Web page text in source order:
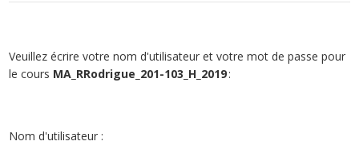
Veuillez écrire votre nom d'utilisateur et votre mot de passe pour
le cours MA_RRodrigue_201-103_H_2019:
Nom d'utilisateur :